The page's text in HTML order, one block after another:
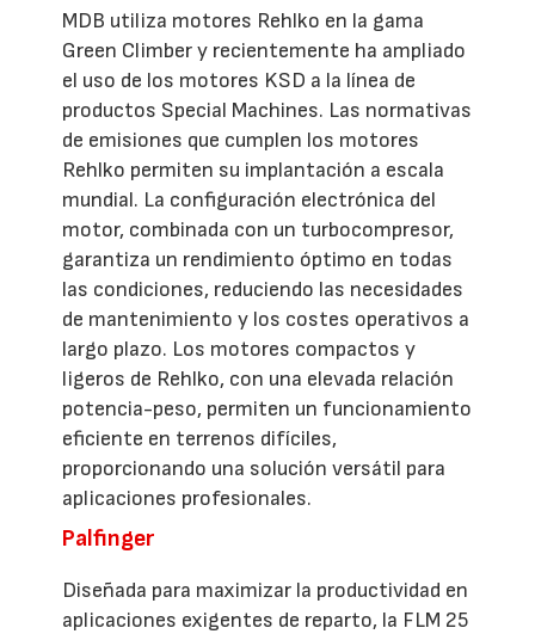
MDB utiliza motores Rehlko en la gama
Green Climber y recientemente ha ampliado
el uso de los motores KSD a la línea de
productos Special Machines. Las normativas
de emisiones que cumplen los motores
Rehlko permiten su implantación a escala
mundial. La configuración electrónica del
motor, combinada con un turbocompresor,
garantiza un rendimiento óptimo en todas
las condiciones, reduciendo las necesidades
de mantenimiento y los costes operativos a
largo plazo. Los motores compactos y
ligeros de Rehlko, con una elevada relación
potencia-peso, permiten un funcionamiento
eficiente en terrenos difíciles,
proporcionando una solución versátil para
aplicaciones profesionales.
Palfinger
Diseñada para maximizar la productividad en
aplicaciones exigentes de reparto, la FLM 25